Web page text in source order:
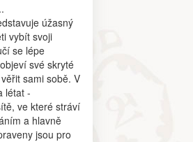
úžasný
vybít svoji
se lépe
své skryté
sami sobě. V
létat -
ve které stráví
a hlavně
jsou pro